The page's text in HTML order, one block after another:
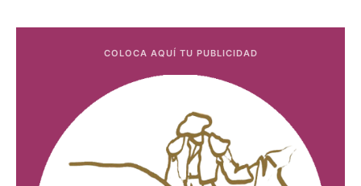
COLOCA AQUÍ TU PUBLICIDAD